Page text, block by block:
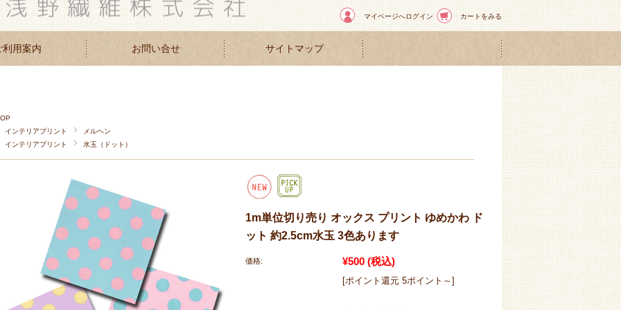
マイページへログイン カートをみる
利用案内 お問い合せ サイトマップ
インテリアプリント
メルヘン
インテリアプリント
水玉（ドット）
1m単位切り売り オックス プリント ゆめかわ ド
ット 約2.5cm水玉 3色あります
価格: ¥500 (税込)
[ポイント還元 5ポイント～]